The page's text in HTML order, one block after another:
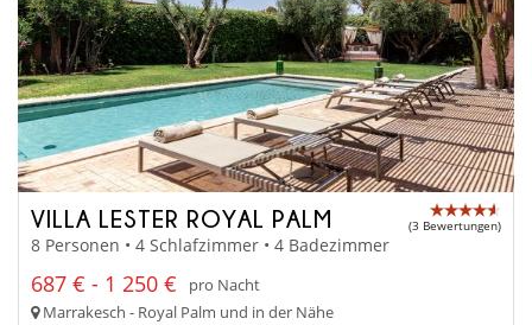
VILLA LESTER ROYAL PALM (3 Bewertungen)
8 Personen • 4 Schlafzimmer • 4 Badezimmer
687 € - 1 250 €
pro Nacht
Marrakesch - Royal Palm und in der Nähe